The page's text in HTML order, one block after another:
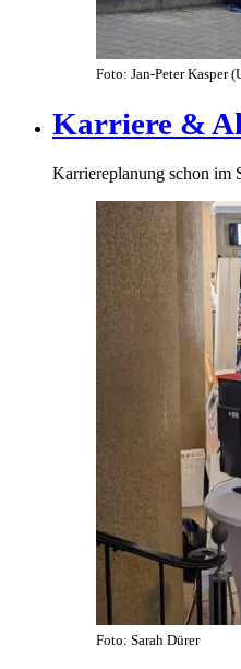
Foto: Jan-Peter Kasper
Karriere &
Karriereplanung schon im
Foto: Sarah Dürer